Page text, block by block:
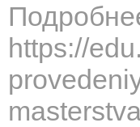
https://